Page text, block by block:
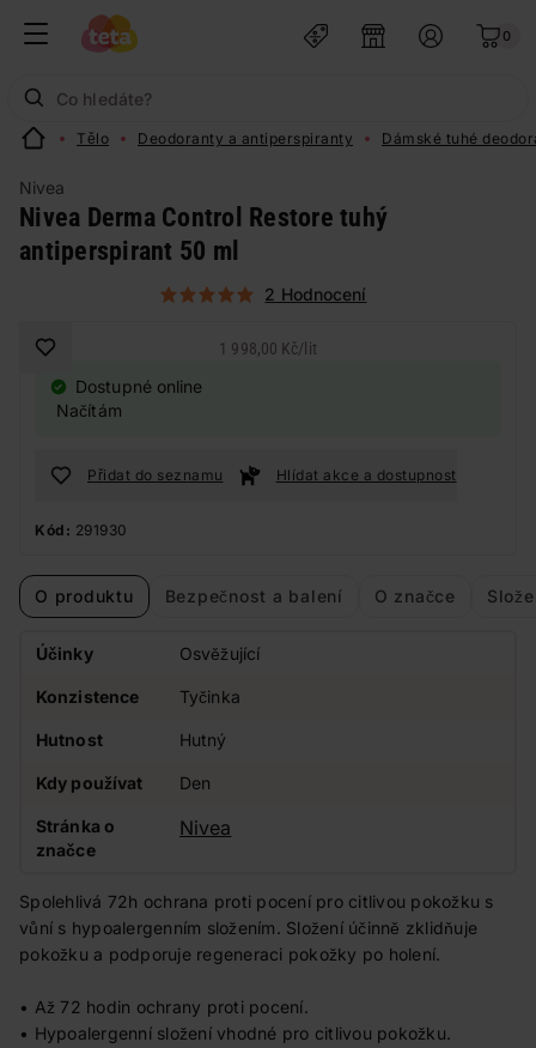
0
Tělo Deodoranty a antiperspiranty Dámské tuhé
Nivea
Nivea Derma Control Restore tuhý
antiperspirant 50 ml
2 Hodnocení
1 998,00 Kč/ lit
Dostupné online
Načítám
Přidat do seznamu Hlídat akce a dostupnost
Kód: 291930
O produktu Bezpečnost a balení O značce
Účinky Osvěžující
Konzistence Tyčinka
Hutnost Hutný
Kdy používat Den
Stránka o
značce
Nivea
Spolehlivá 72h ochrana proti pocení pro citlivou pokožku s
vůní s hypoalergenním složením. Složení účinně zklidňuje
pokožku a podporuje regeneraci pokožky po holení.
• Až 72 hodin ochrany proti pocení.
• Hypoalergenní složení vhodné pro citlivou pokožku.